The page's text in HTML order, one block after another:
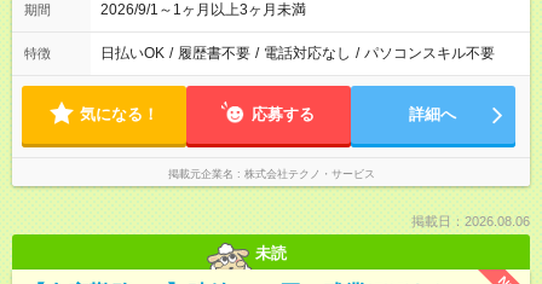
期間 2026/9/1～1ヶ月以上3ヶ月未満
特徴 日払いOK / 履歴書不要 / 電話対応なし / パソコンスキル不要
気になる！ 応募する 詳細へ
掲載元企業名 株式会社テクノ・サービス
掲載日：2026.08.06
未読